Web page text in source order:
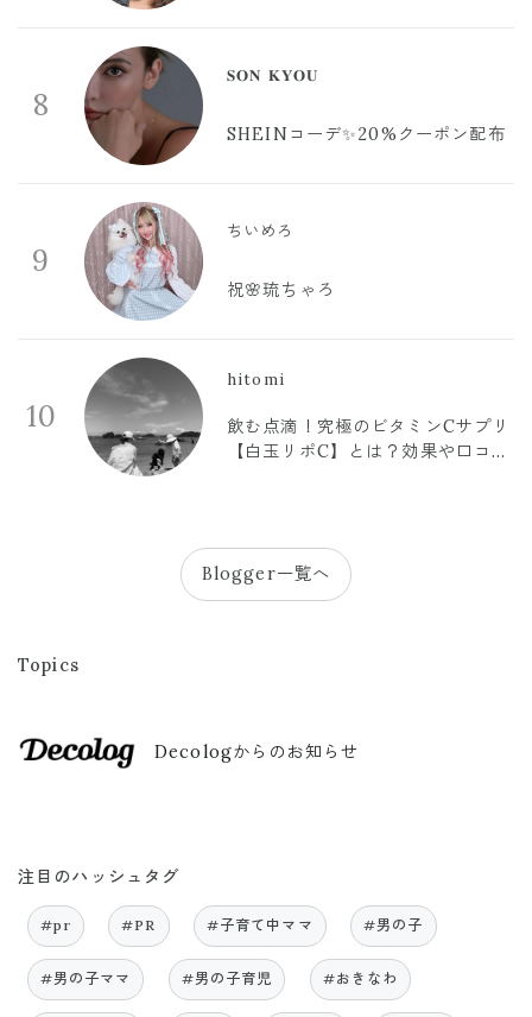
8
𝐒𝐎𝐍 𝐊𝐘𝐎𝐔
SHEINコーデ✨20%クーポン配布
9
ちいめろ
祝🌸琉ちゃろ
10
hitomi
飲む点滴！究極のビタミンCサプリ
【白玉リポC】とは？効果や口コミ
Blogger一覧へ
Topics
Decologからのお知らせ
注目のハッシュタグ
#pr #PR #子育て中ママ #男の子
#男の子ママ #男の子育児 #おきなわ